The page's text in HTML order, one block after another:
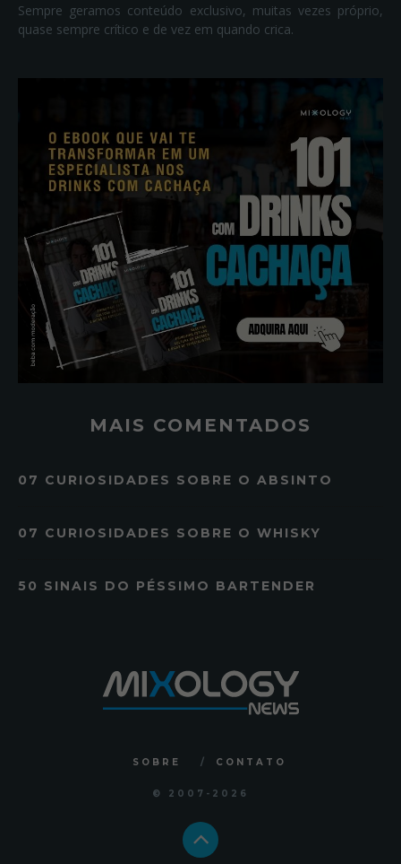
Sempre geramos conteúdo exclusivo, muitas vezes próprio,
quase sempre crítico e de vez em quando crica.
MAIS COMENTADOS
07 CURIOSIDADES SOBRE O ABSINTO
07 CURIOSIDADES SOBRE O WHISKY
50 SINAIS DO PÉSSIMO BARTENDER
SOBRE CONTATO
© 2007 -2026